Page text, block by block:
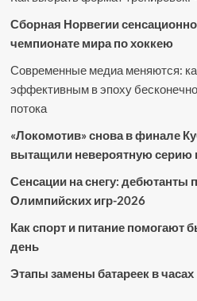
Сборная Норвегии
чемпионате мира по хоккею
Современные медиа меняются:
эффективным в эпоху
потока
«Локомотив» снова в финале
вытащили невероятную серию
Сенсации на снегу: дебютанты
Олимпийских игр-2026
Как спорт и питание
день
Этапы замены батареек в часах